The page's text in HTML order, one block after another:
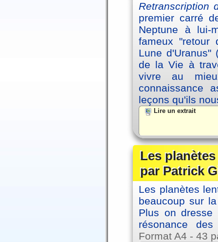
Retranscription
premier carré
Neptune à lui-
fameux "retour
Lune d'Uranus"
de la Vie à
vivre au
connaissance
leçons qu'ils
Lire un extrait
Les
par Patrick
Les planètes
beaucoup sur
Plus on dresse
résonance
Format A4 - 43